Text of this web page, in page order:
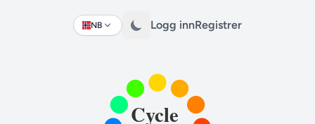
NB
Change language Logg innRegistrer